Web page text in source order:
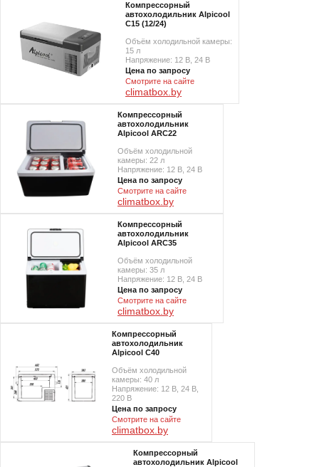
Компрессорный
автохолодильник Alpicool
C15 (12/24)
Объём холодильной камеры:
15 л
Напряжение: 12 В, 24 В
Цена по запросу
Смотрите на сайте
climatbox.by
Компрессорный
автохолодильник
Alpicool ARC22
Объём холодильной
камеры: 22 л
Напряжение: 12 В, 24 В
Цена по запросу
Смотрите на сайте
climatbox.by
Компрессорный
автохолодильник
Alpicool ARC35
Объём холодильной
камеры: 35 л
Напряжение: 12 В, 24 В
Цена по запросу
Смотрите на сайте
climatbox.by
Компрессорный
автохолодильник
Alpicool C40
Объём холодильной
камеры: 40 л
Напряжение: 12 В, 24 В,
220 В
Цена по запросу
Смотрите на сайте
climatbox.by
Компрессорный
автохолодильник Alpicool